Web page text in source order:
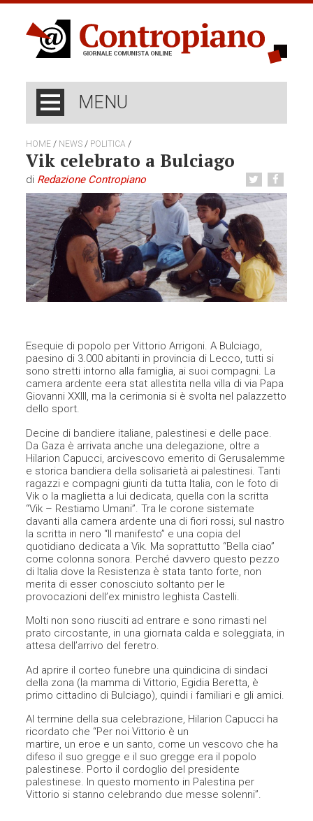
MENU
HOME / NEWS / POLITICA /
Vik celebrato a Bulciago
di Redazione Contropiano
Esequie di popolo per Vittorio Arrigoni. A Bulciago,
paesino di 3.000 abitanti in provincia di Lecco, tutti si
sono stretti intorno alla famiglia, ai suoi compagni. La
camera ardente eera stat allestita nella villa di via Papa
Giovanni XXIII, ma la cerimonia si è svolta nel palazzetto
dello sport.
Decine di bandiere italiane, palestinesi e delle pace.
Da Gaza è arrivata anche una delegazione, oltre a
Hilarion Capucci, arcivescovo emerito di Gerusalemme
e storica bandiera della solisarietà ai palestinesi. Tanti
ragazzi e compagni giunti da tutta Italia, con le foto di
Vik o la maglietta a lui dedicata, quella con la scritta
“Vik – Restiamo Umani”. Tra le corone sistemate
davanti alla camera ardente una di fiori rossi, sul nastro
la scritta in nero “Il manifesto” e una copia del
quotidiano dedicata a Vik. Ma soprattutto “Bella ciao”
come colonna sonora. Perché davvero questo pezzo
di Italia dove la Resistenza è stata tanto forte, non
merita di esser conosciuto soltanto per le
provocazioni dell’ex ministro leghista Castelli.
Molti non sono riusciti ad entrare e sono rimasti nel
prato circostante, in una giornata calda e soleggiata, in
attesa dell’arrivo del feretro.
Ad aprire il corteo funebre una quindicina di sindaci
della zona (la mamma di Vittorio, Egidia Beretta, è
primo cittadino di Bulciago), quindi i familiari e gli amici.
Al termine della sua celebrazione, Hilarion Capucci ha
ricordato che “Per noi Vittorio è un
martire, un eroe e un santo, come un vescovo che ha
difeso il suo gregge e il suo gregge era il popolo
palestinese. Porto il cordoglio del presidente
palestinese. In questo momento in Palestina per
Vittorio si stanno celebrando due messe solenni”.